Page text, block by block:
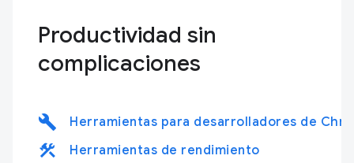
Productividad sin
complicaciones
build Herramientas para desarrolladores de
construction Herramientas de rendimiento